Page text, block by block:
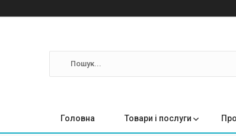
Головна Товари і послуги